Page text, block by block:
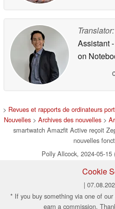
Translator:
Assistant
on
> Revues et rapports de ordinateurs
Nouvelles > Archives des nouvelles >
smartwatch Amazfit Active reçoit
nouvelles
Polly Allcock, 2024-05-15
Cookie
|
* If you buy something via one of
earn a commission.